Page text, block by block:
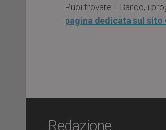
Puoi trovare il Bando, i
pagina dedicata sul sito
Redazione